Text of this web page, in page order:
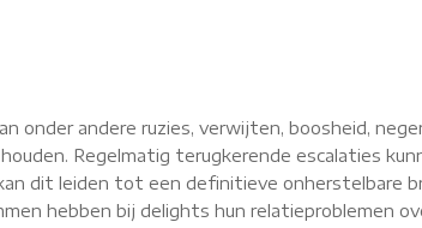
onder andere ruzies, verwijten, boosheid,
Regelmatig terugkerende escalaties
dit leiden tot een definitieve onherstelbare
hebben bij delights hun relatieproblemen